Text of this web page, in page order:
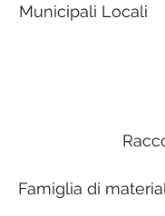
Municipali Locali
Famiglia di